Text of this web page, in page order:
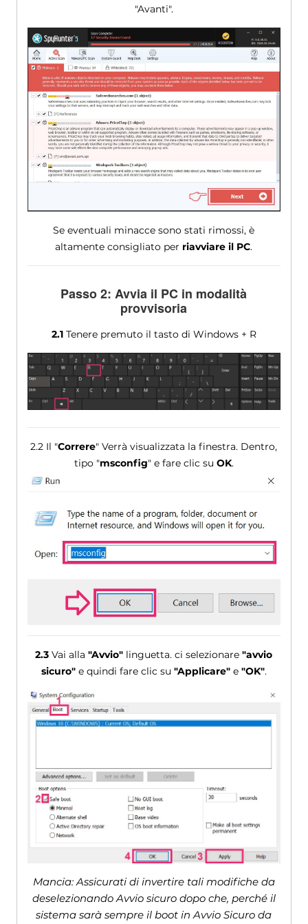
"Avanti".
Se eventuali minacce sono stati rimossi, è
altamente consigliato per riavviare il PC.
Passo 2: Avvia il PC in modalità
provvisoria
2.1Tenere premuto il tasto di Windows + R
2.2 Il "Correre" Verrà visualizzata la finestra. Dentro,
tipo "msconfig" e fare clic su OK.
2.3 Vai alla"Avvio" linguetta. ci selezionare"avvio
sicuro"e quindi fare clic su "Applicare"e "OK".
Mancia: Assicurati di invertire tali modifiche da
deselezionando Avvio sicuro dopo che, perché il
sistema sarà sempre il boot in Avvio Sicuro da